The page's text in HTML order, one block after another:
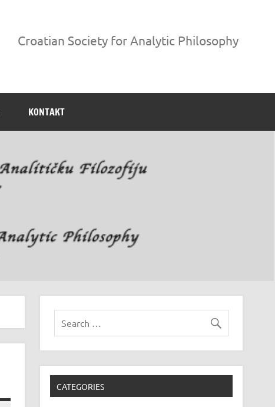
Croatian Society for Analytic Philosophy
KONTAKT
CATEGORIES